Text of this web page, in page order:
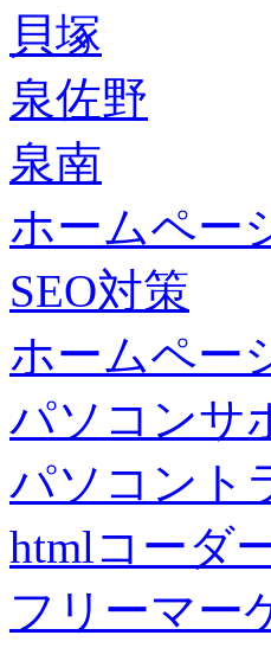
貝塚
泉佐野
泉南
ホームペー
SEO対策
ホームペー
パソコンサ
パソコント
htmlコーダ
フリーマー